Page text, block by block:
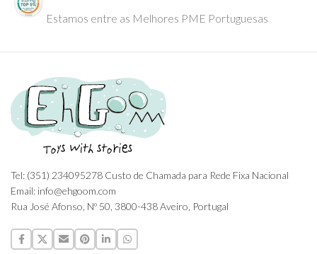
Estamos entre as Melhores PME Portuguesas
Tel: (351) 234095278 Custo de Chamada para Rede Fixa Nacional
Email: info@ehgoom.com
Rua José Afonso, Nº 50, 3800-438 Aveiro, Portugal